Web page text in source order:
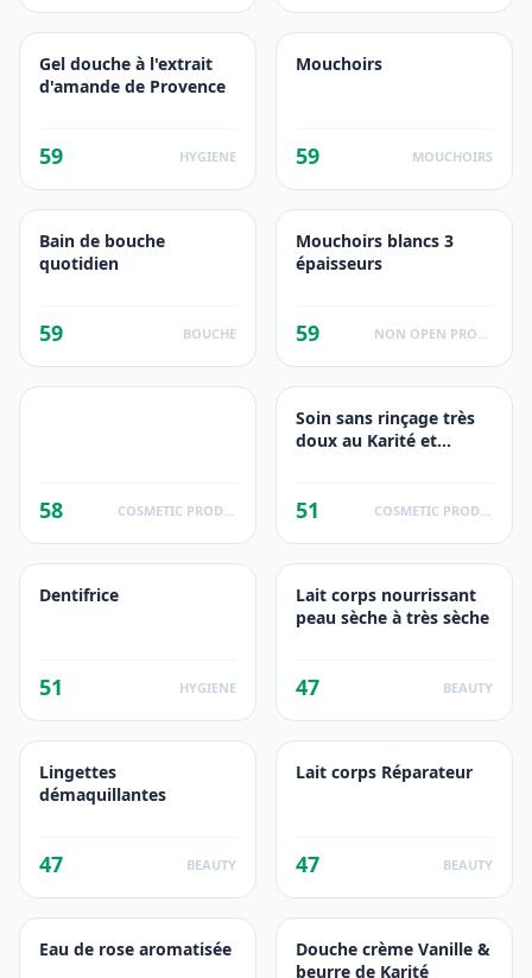
Gel douche à l'extrait
d'amande de Provence
59 HYGIENE
Mouchoirs
59 MOUCHOIRS
Bain de bouche
quotidien
59 BOUCHE
Mouchoirs blancs 3
épaisseurs
59
58
Soin sans rinçage très
doux au Karité et
51
Dentifrice
51 HYGIENE
Lait corps nourrissant
peau sèche à très sèche
47 BEAUTY
Lingettes
démaquillantes
47 BEAUTY
Lait corps Réparateur
47 BEAUTY
Eau de rose aromatisée
Douche crème Vanille &
beurre de Karité